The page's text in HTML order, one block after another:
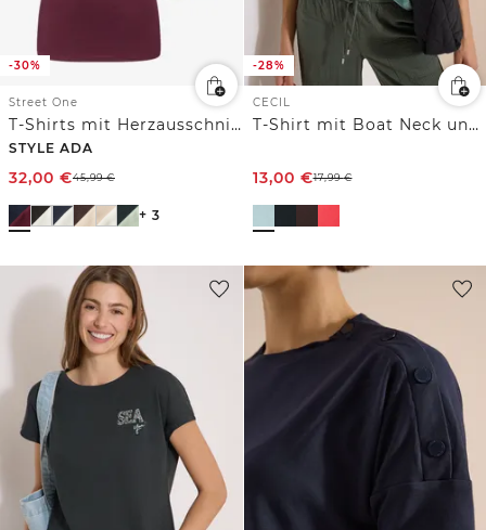
-30%
Street One
T-Shirts mit Herzausschnitt im 2er-Pack
STYLE ADA
32,00 €45,99€
+ 3
-28%
CECIL
T-Shirt mit Boat Neck und Wording Artwork
13,00 €17,99€